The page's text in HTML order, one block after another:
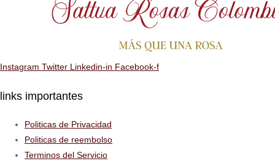
Instagram Twitter Linkedin-in Facebook-f
links importantes
Politicas de Privacidad
Politicas de reembolso
Terminos del Servicio